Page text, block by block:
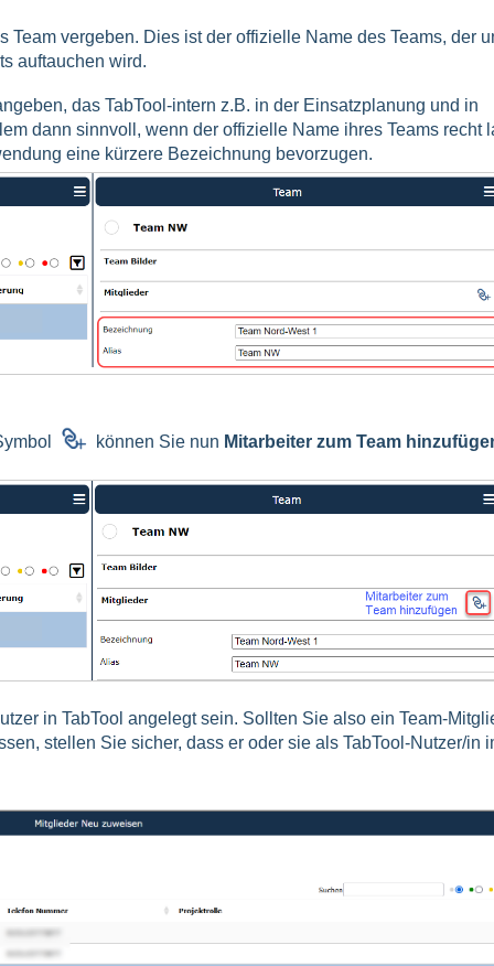
Team vergeben. Dies ist der offizielle Name des Teams, der
auftauchen wird.
das TabTool-intern z.B. in der Einsatzplanung und in
dann sinnvoll, wenn der offizielle Name ihres Teams recht
eine kürzere Bezeichnung bevorzugen.
können Sie nun Mitarbeiter zum Team
in TabTool angelegt sein. Sollten Sie also ein Team-
stellen Sie sicher, dass er oder sie als TabTool-Nutzer/in